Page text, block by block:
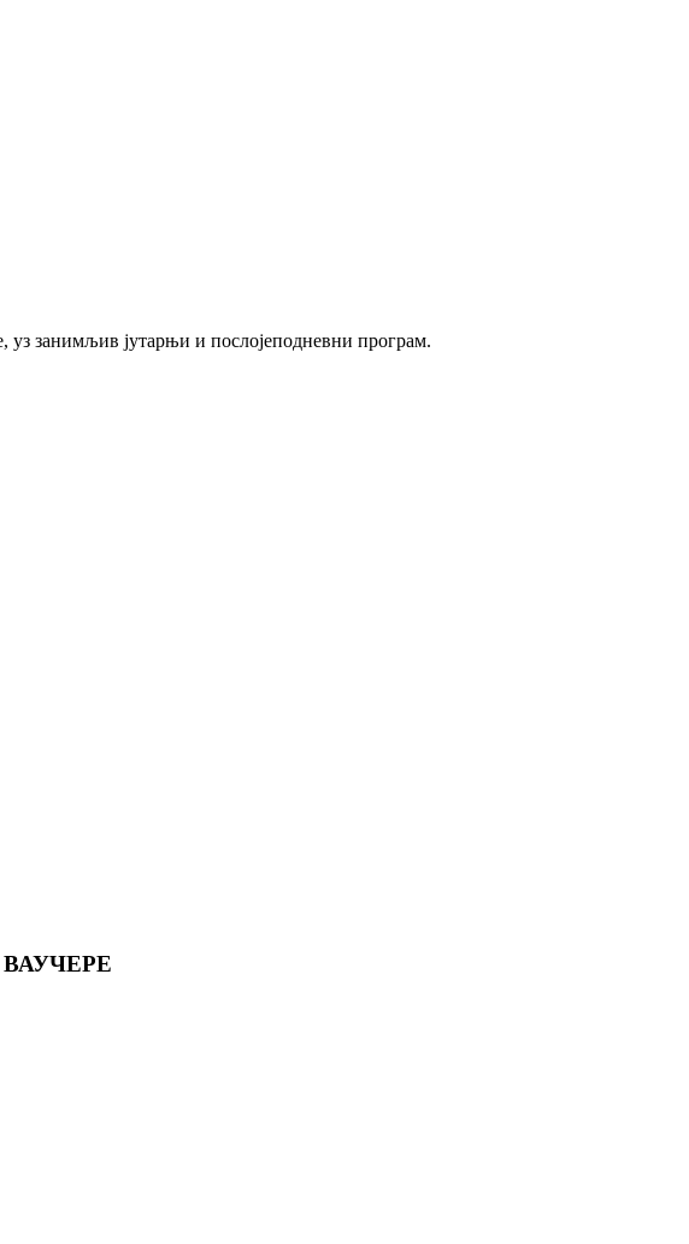
уз занимљив јутарњи и послојеподневни програм.